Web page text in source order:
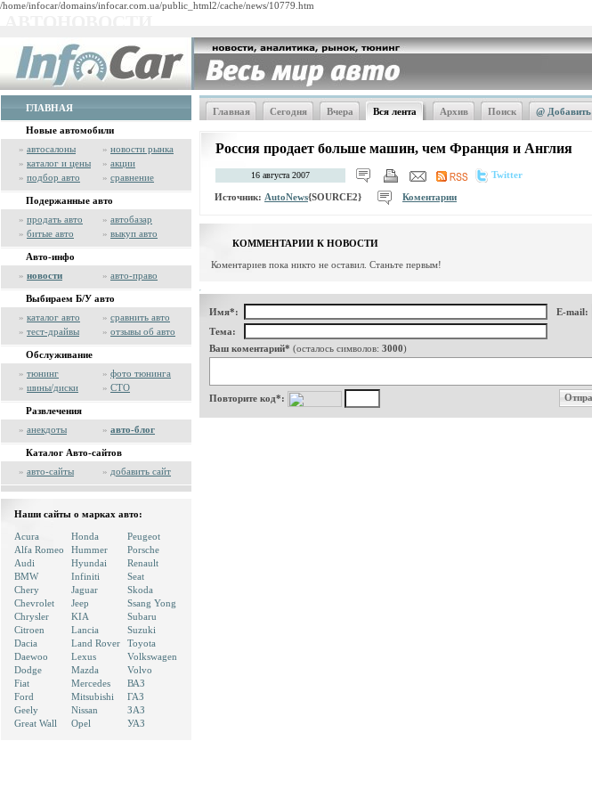
/home/infocar/domains/infocar.com.ua/public_html2/cache/news/10779.htm
ГЛАВНАЯ
Новые автомобили
» автосалоны » новости рынка
» каталог и цены » акции
» подбор авто » сравнение
Подержанные авто
» продать авто » автобазар
» битые авто » выкуп авто
Авто-инфо
» новости » авто-право
Выбираем Б/У авто
» каталог авто » сравнить авто
» тест-драйвы » отзывы об авто
Обслуживание
» тюнинг » фото тюнинга
» шины/диски » СТО
Развлечения
» анекдоты » авто-блог
Каталог Авто-сайтов
» авто-сайты » добавить сайт
Наши сайты о марках авто:
Acura
Alfa Romeo
Audi
BMW
Chery
Chevrolet
Chrysler
Citroen
Dacia
Daewoo
Dodge
Fiat
Ford
Geely
Great Wall
Honda
Hummer
Hyundai
Infiniti
Jaguar
Jeep
KIA
Lancia
Land Rover
Lexus
Mazda
Mercedes
Mitsubishi
Nissan
Opel
Peugeot
Porsche
Renault
Seat
Skoda
Ssang Yong
Subaru
Suzuki
Toyota
Volkswagen
Volvo
ВАЗ
ГАЗ
ЗАЗ
УАЗ
Главная Сегодня Вчера Вся лента Архив Поиск @ Добавить
Россия продает больше машин, чем Франция и Англия
16 августа 2007 Twitter
Источник: AutoNews{SOURCE2} Коментарии
КОММЕНТАРИИ К НОВОСТИ
Коментариев пока никто не оставил. Станьте первым!
Имя*: E-mail:
Тема:
Ваш коментарий* (осталось символов: 3000)
Повторите код*: